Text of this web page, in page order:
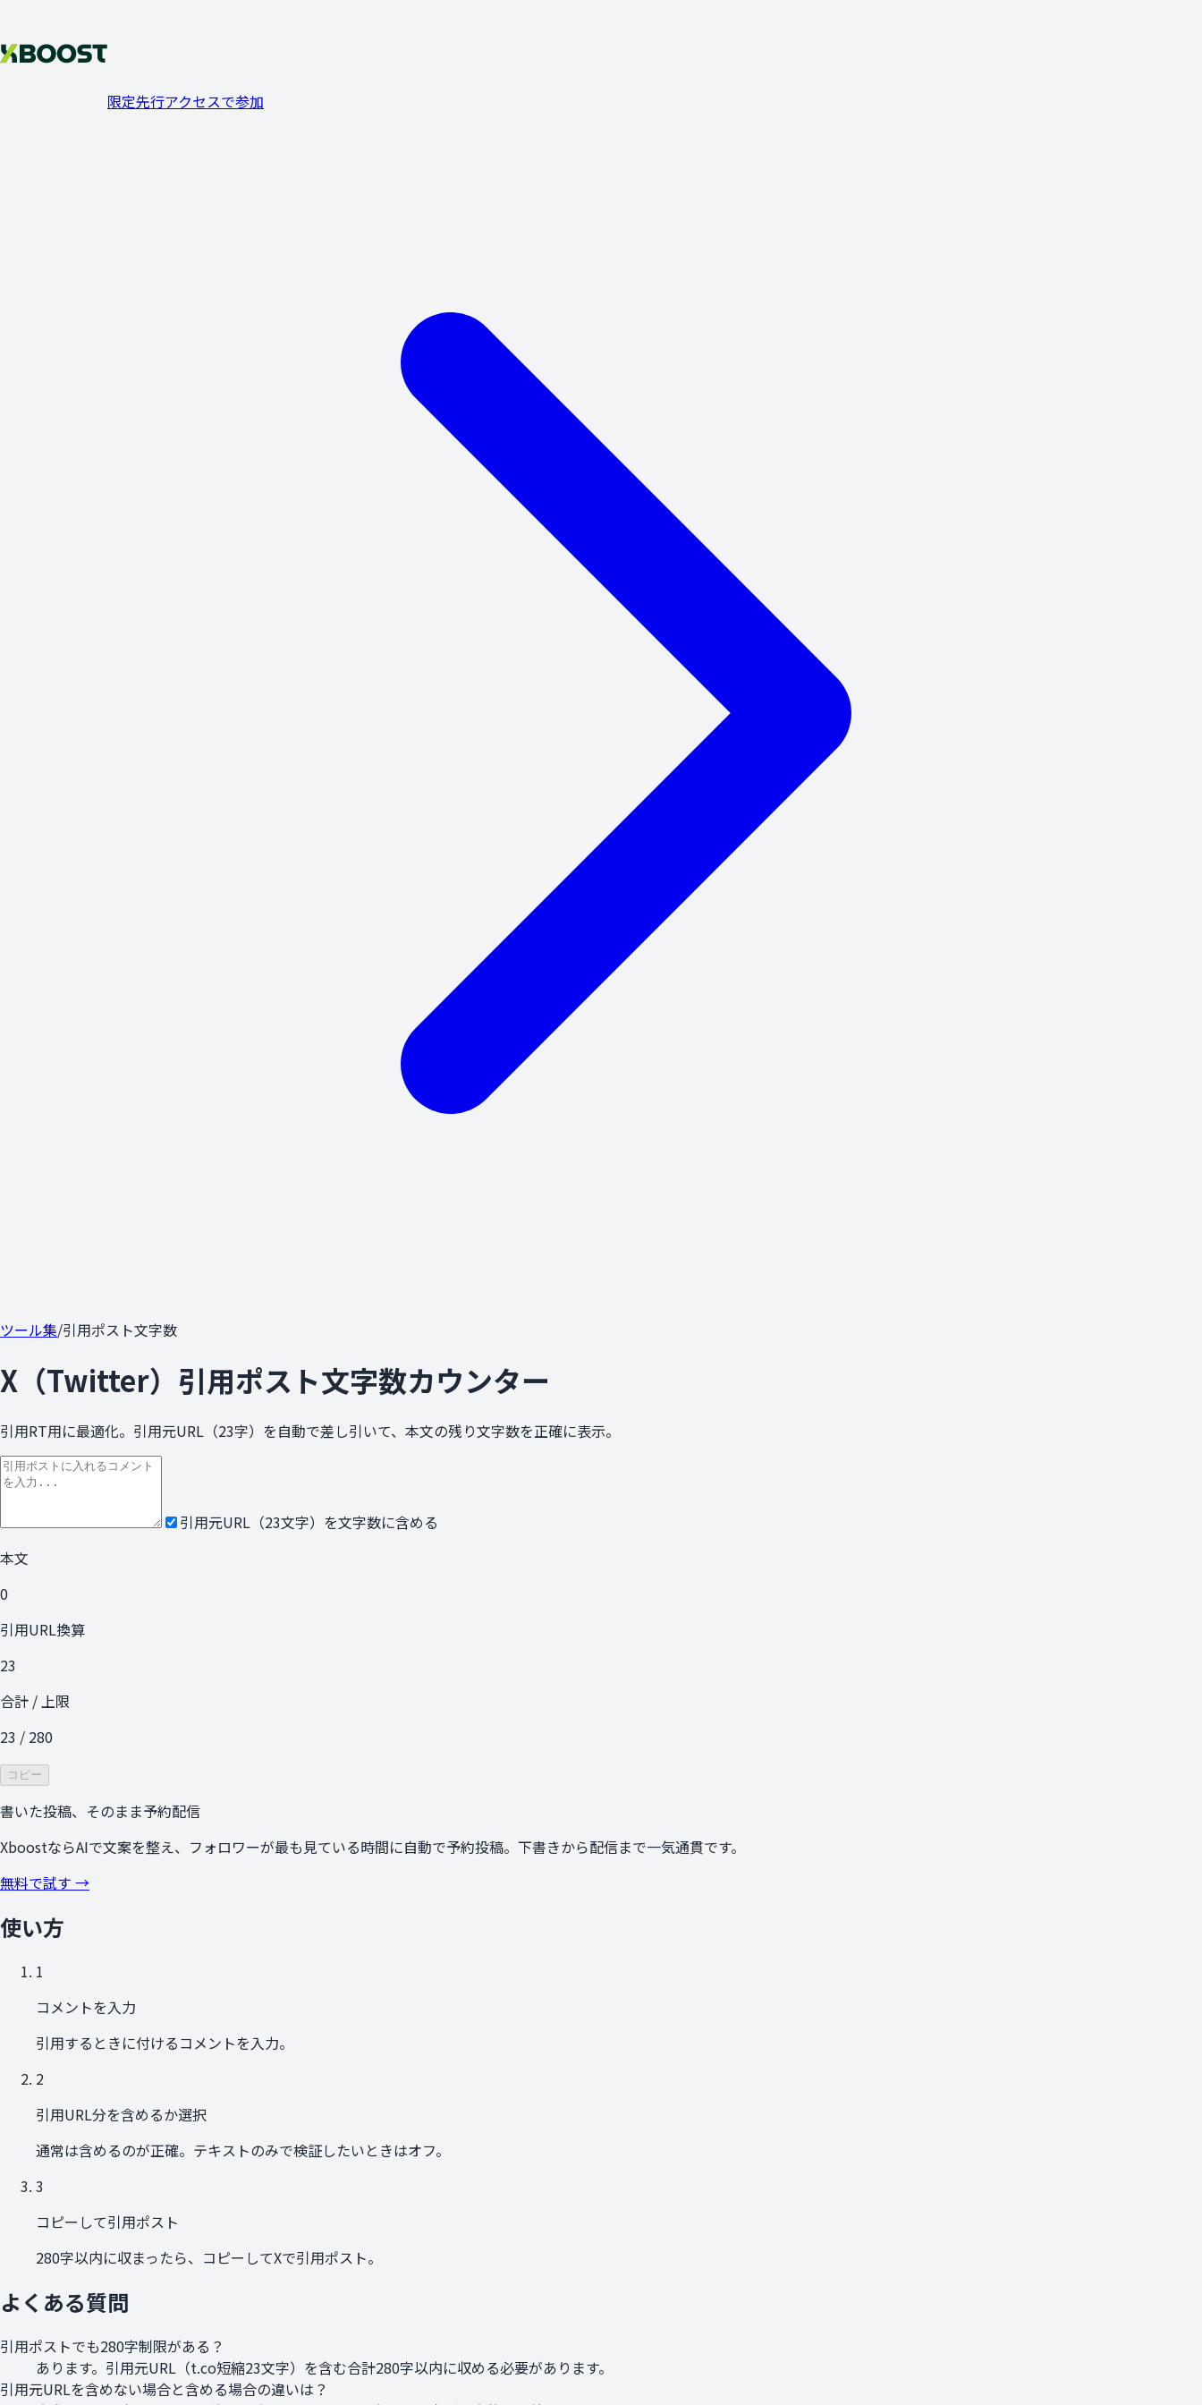
限定先行アクセスで参加
ツール集/引用ポスト文字数
X（Twitter）引用ポスト文字数カウンター
引用RT用に最適化。引用元URL（23字）を自動で差し引いて、本文の残り文字数を正確に表示。
引用元URL（23文字）を文字数に含める
本文
0
引用URL換算
23
合計 / 上限
23 / 280
コピー
書いた投稿、そのまま予約配信
XboostならAIで文案を整え、フォロワーが最も見ている時間に自動で予約投稿。下書きから配信まで一気通貫です。
無料で試す →
使い方
1
コメントを入力
引用するときに付けるコメントを入力。
2
引用URL分を含めるか選択
通常は含めるのが正確。テキストのみで検証したいときはオフ。
3
コピーして引用ポスト
280字以内に収まったら、コピーしてXで引用ポスト。
よくある質問
引用ポストでも280字制限がある？
あります。引用元URL（t.co短縮23文字）を含む合計280字以内に収める必要があります。
引用元URLを含めない場合と含める場合の違いは？